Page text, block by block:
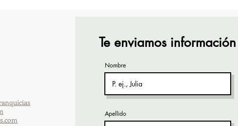
Te enviamos información
Nombre
Apellido